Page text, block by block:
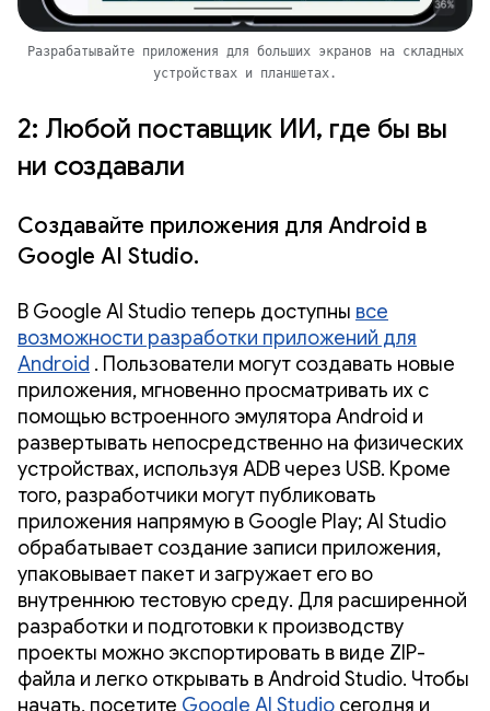
Разрабатывайте приложения для больших экранов на складных
устройствах и планшетах.
2: Любой поставщик ИИ, где бы вы
ни создавали
Создавайте приложения для Android в
Google AI Studio.
В Google AI Studio теперь доступны все
возможности разработки приложений для
Android . Пользователи могут создавать новые
приложения, мгновенно просматривать их с
помощью встроенного эмулятора Android и
развертывать непосредственно на физических
устройствах, используя ADB через USB. Кроме
того, разработчики могут публиковать
приложения напрямую в Google Play; AI Studio
обрабатывает создание записи приложения,
упаковывает пакет и загружает его во
внутреннюю тестовую среду. Для расширенной
разработки и подготовки к производству
проекты можно экспортировать в виде ZIP-
файла и легко открывать в Android Studio. Чтобы
начать, посетите Google AI Studio сегодня и